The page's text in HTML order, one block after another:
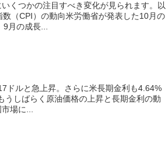
くつかの注目すべき変化が見られます。以
（CPI）の動向米労働省が発表した10月の
9月の成長...
ドルと急上昇。さらに米長期金利も4.64%
しばらく原油価格の上昇と長期金利の動
場に...